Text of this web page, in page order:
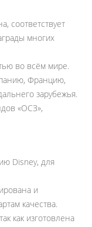
соответствует
многих
во всём мире.
Францию,
зарубежья.
«ОСЗ»,
Disney, для
и
качества.
как изготовлена